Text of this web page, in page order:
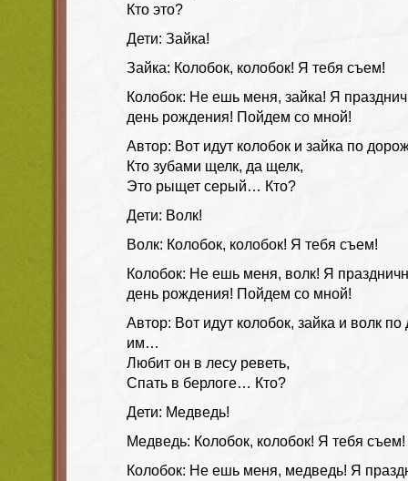
Кто это?
Дети: Зайка!
Зайка: Колобок, колобок! Я тебя съем!
Колобок: Не ешь меня, зайка! Я
день рождения! Пойдем со мной!
Автор: Вот идут колобок и зайка по
Кто зубами щелк, да щелк,
Это рыщет серый… Кто?
Дети: Волк!
Волк: Колобок, колобок! Я тебя съем!
Колобок: Не ешь меня, волк! Я
день рождения! Пойдем со мной!
Автор: Вот идут колобок, зайка и волк
им…
Любит он в лесу реветь,
Спать в берлоге… Кто?
Дети: Медведь!
Медведь: Колобок, колобок! Я тебя съем!
Колобок: Не ешь меня, медведь! Я